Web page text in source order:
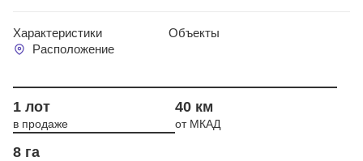
Характеристики
Объекты
Расположение
1 лот
в продаже
40 км
от МКАД
8 га